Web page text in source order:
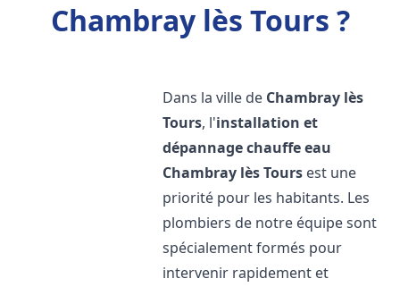
Chambray lès Tours ?
Dans la ville de Chambray lès
Tours, l'installation et
dépannage chauffe eau
Chambray lès Tours est une
priorité pour les habitants. Les
plombiers de notre équipe sont
spécialement formés pour
intervenir rapidement et